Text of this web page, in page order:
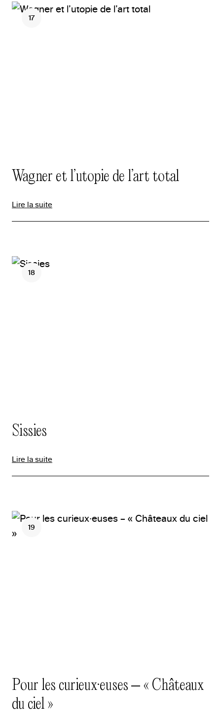
17
Wagner et l’utopie de l’art total
Lire la suite
18
Sissies
Lire la suite
19
Pour les curieux·euses – « Châteaux
du ciel »